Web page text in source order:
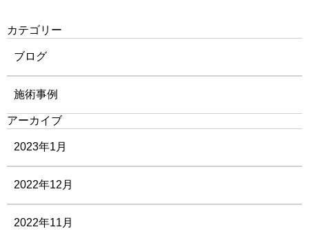
カテゴリー
ブログ
施術事例
アーカイブ
2023年1月
2022年12月
2022年11月